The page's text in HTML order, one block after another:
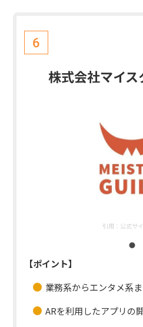
6
株式会社マイ
引用： 公式サ
【ポイント】
業務系からエンタメ系
ARを利用したアプリの